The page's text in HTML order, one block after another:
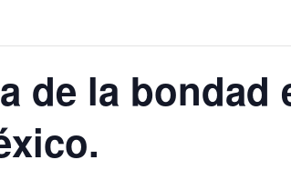
de la bondad